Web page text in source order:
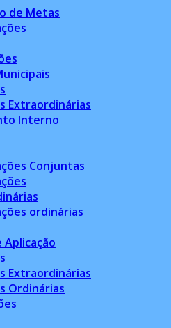
de Metas
Extraordinárias
Interno
Conjuntas
ordinárias
Aplicação
Extraordinárias
Ordinárias